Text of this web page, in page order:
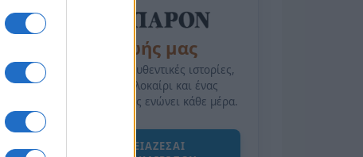
της Ζωής μας
Οι άνθρωποι, οι αυθεντικές ιστορίες,
το ελληνικό καλοκαίρι και ένας
πολιτισμός που μας ενώνει κάθε μέρα.
ΟΣΑ ΧΡΕΙΑΖΕΣΑΙ